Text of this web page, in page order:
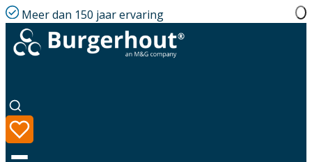
Meer dan 150 jaar ervaring